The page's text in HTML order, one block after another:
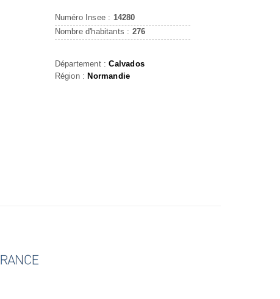
Numéro Insee : 14280
Nombre d'habitants : 276
Département :Calvados
Région : Normandie